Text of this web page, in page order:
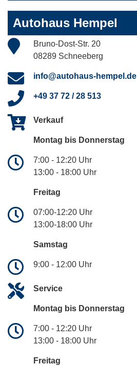
Autohaus Hempel
Bruno-Dost-Str. 20
08289 Schneeberg
info@autohaus-hempel.de
+49 37 72 / 28 513
Verkauf
Montag bis Donnerstag
7:00 - 12:20 Uhr
13:00 - 18:00 Uhr
Freitag
07:00-12:20 Uhr
13:00-18:00 Uhr
Samstag
9:00 - 12:00 Uhr
Service
Montag bis Donnerstag
7:00 - 12:20 Uhr
13:00 - 18:00 Uhr
Freitag